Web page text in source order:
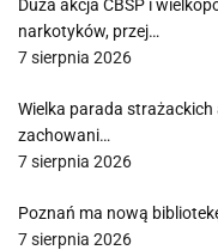
Duża akcja CBŚP i
narkotyków, przej…
7 sierpnia 2026
Wielka parada
zachowani…
7 sierpnia 2026
Poznań ma nową
7 sierpnia 2026